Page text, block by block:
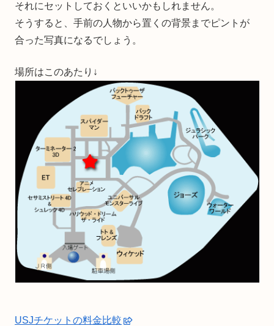
それにセットしておくといいかもしれません。
そうすると、手前の人物から置くの背景までピントが
合った写真になるでしょう。
場所はこのあたり↓
USJチケットの料金比較